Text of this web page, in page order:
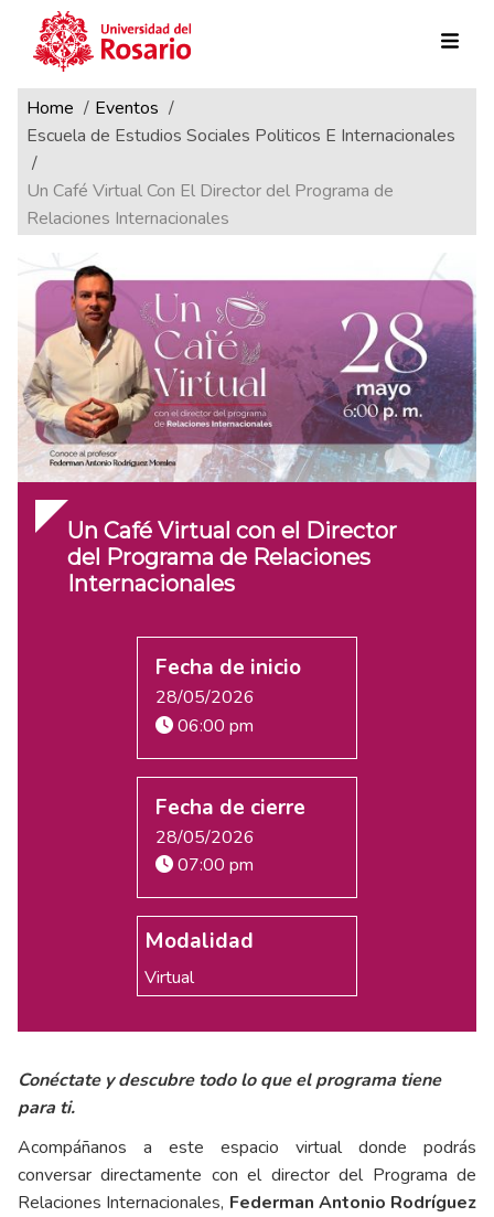
Pasar al contenido principal
Ruta de navegación
Home
Eventos
Escuela de Estudios Sociales Politicos E Internacionales
Un Café Virtual Con El Director del Programa de
Relaciones Internacionales
Un Café Virtual con el Director
del Programa de Relaciones
Internacionales
Fecha de inicio
28/05/2026
06:00 pm
Fecha de cierre
28/05/2026
07:00 pm
Modalidad
Virtual
Conéctate y descubre todo lo que el programa tiene
para ti.
Acompáñanos a este espacio virtual donde podrás
conversar directamente con el director del Programa de
Relaciones Internacionales, Federman Antonio Rodríguez